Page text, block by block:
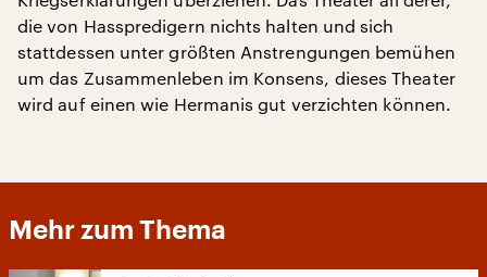
die von Hasspredigern nichts halten und sich
stattdessen unter größten Anstrengungen bemühen
um das Zusammenleben im Konsens, dieses Theater
wird auf einen wie Hermanis gut verzichten können.
Mehr zum Thema